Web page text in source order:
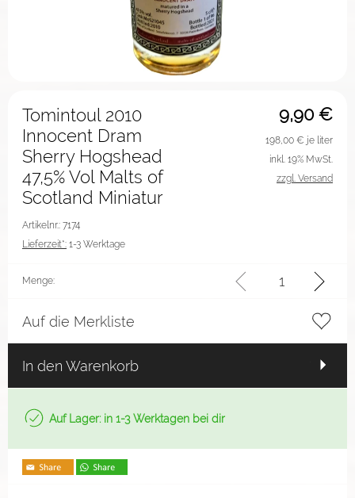
9,90 €
Tomintoul 2010
Innocent Dram
Sherry Hogshead
47,5% Vol Malts of
Scotland Miniatur
Artikelnr.: 7174
Lieferzeit*: 1-3 Werktage
198,00 € je liter
inkl. 19% MwSt.
zzgl. Versand
Menge:
Auf die Merkliste
In den Warenkorb
Auf Lager: in 1-3 Werktagen bei dir